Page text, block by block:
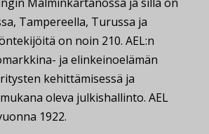
Tampereella, Turussa ja
on noin 210. AEL:n
ja elinkeinoelämän
kehittämisessä ja
oleva julkishallinto. AEL
1922.